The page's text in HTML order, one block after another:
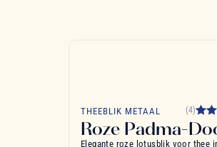
THEEBLIK METAAL (4)
Roze Padma-
Elegante roze lotusblik voor thee